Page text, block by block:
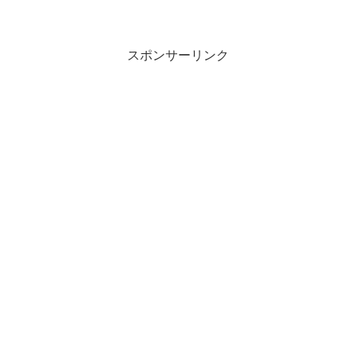
スポンサーリンク